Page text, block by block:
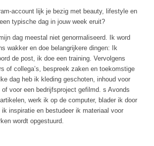
account lijk je bezig met beauty, lifestyle en
typische dag in jouw week eruit?
dag meestal niet genormaliseerd. Ik word
wakker en doe belangrijkere dingen: Ik
de post, ik doe een training. Vervolgens
of collega’s, bespreek zaken en toekomstige
dag heb ik kleding geschoten, inhoud voor
voor een bedrijfsproject gefilmd. s Avonds
werk ik op de computer, blader ik door
inspiratie en bestudeer ik materiaal voor
wordt opgestuurd.